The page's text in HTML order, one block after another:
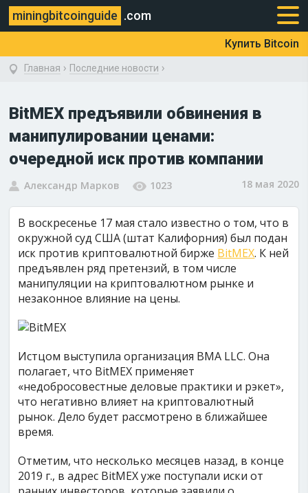
miningbitcoinguide .com
Купить Bitcoin
Главная › Последние новости ›
BitMEX предъявили обвинения в
манипулировании ценами:
очередной иск против компании
Александр Марков 1023 18 мая 2020
В воскресенье 17 мая стало известно о том, что в
окружной суд США (штат Калифорния) был подан
иск против криптовалютной бирже BitMEX. К ней
предъявлен ряд претензий, в том числе
манипуляции на криптовалютном рынке и
незаконное влияние на цены.
Истцом выступила организация BMA LLC. Она
полагает, что BitMEX применяет
«недобросовестные деловые практики и рэкет»,
что негативно влияет на криптовалютный
рынок. Дело будет рассмотрено в ближайшее
время.
Отметим, что несколько месяцев назад, в конце
2019 г., в адрес BitMEX уже поступали иски от